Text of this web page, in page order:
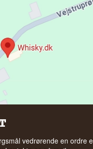
vedrørende en ordre